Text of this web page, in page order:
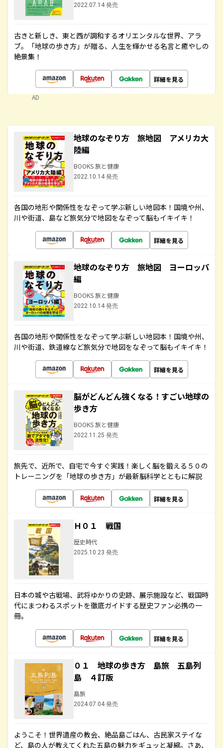
2022.07.14 発売
古きと新しき、東と西が調和するオリエンタルな世界、アラ
ブ。「地球の歩き方」が贈る、人生を輝かせる名言と癒やしの
絶景集！
詳細を見る
AD
地球のなぞり方 旅地図 アメリカ大
陸編
BOOKS 旅と健康
2022.10.14 発売
各国の地形や関係性をなぞって学ぶ新しい地図本！国境や州、
川や街道、島など旅気分で地図をなぞって脳もイキイキ！
詳細を見る
地球のなぞり方 旅地図 ヨーロッパ
編
BOOKS 旅と健康
2022.10.14 発売
各国の地形や関係性をなぞって学ぶ新しい地図本！国境や州、
川や街道、鉄道線など旅気分で地図をなぞって脳もイキイキ！
詳細を見る
脳がどんどん強くなる！すごい地球の
歩き方
BOOKS 旅と健康
2022.11.25 発売
旅先で、近所で、自宅で今すぐ実践！楽しく脳を鍛える５０の
トレーニングを「地球の歩き方」が最新脳科学とともに解説
詳細を見る
Ｈ０１ 戦国
歴史時代
2025.10.23 発売
日本の城や古戦場、武将ゆかりの史跡、展示施設など、戦国時
代にまつわるスポットを徹底ガイドする歴史ファン必携の一
冊。
詳細を見る
０１ 地球の歩き方 島旅 五島列
島 ４訂版
島旅
2024.07.04 発売
ようこそ！世界遺産の教会、絶品島ごはん、古民家ステイな
ど、島の人が教えてくれた五島の魅力をギュッと凝縮。さあ、